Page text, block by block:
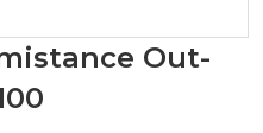
Out-